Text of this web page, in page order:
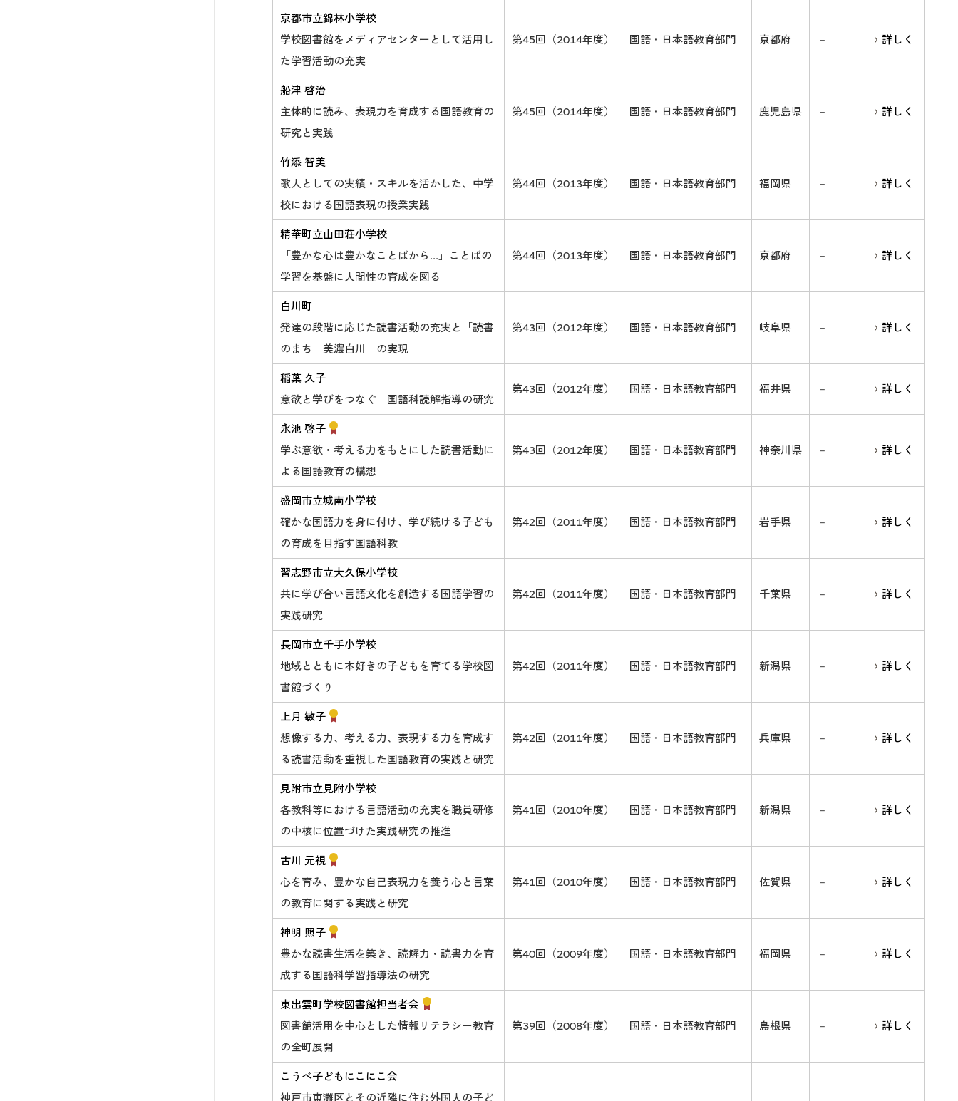
京都市立錦林小学校
学校図書館をメディアセンターとして活用し
た学習活動の充実
第45回（2014年度） 国語・日本語教育部門 京都府 － 詳しく
船津 啓治
主体的に読み、表現力を育成する国語教育の
研究と実践
第45回（2014年度） 国語・日本語教育部門 鹿児島県 － 詳しく
竹添 智美
歌人としての実績・スキルを活かした、中学
校における国語表現の授業実践
第44回（2013年度） 国語・日本語教育部門 福岡県 － 詳しく
精華町立山田荘小学校
「豊かな心は豊かなことばから...」ことばの
学習を基盤に人間性の育成を図る
第44回（2013年度） 国語・日本語教育部門 京都府 － 詳しく
白川町
発達の段階に応じた読書活動の充実と「読書
のまち 美濃白川」の実現
第43回（2012年度） 国語・日本語教育部門 岐阜県 － 詳しく
稲葉 久子
意欲と学びをつなぐ 国語科読解指導の研究
第43回（2012年度） 国語・日本語教育部門 福井県 － 詳しく
永池 啓子
学ぶ意欲・考える力をもとにした読書活動に
よる国語教育の構想
第43回（2012年度） 国語・日本語教育部門 神奈川県 － 詳しく
盛岡市立城南小学校
確かな国語力を身に付け、学び続ける子ども
の育成を目指す国語科教
第42回（2011年度） 国語・日本語教育部門 岩手県 － 詳しく
習志野市立大久保小学校
共に学び合い言語文化を創造する国語学習の
実践研究
第42回（2011年度） 国語・日本語教育部門 千葉県 － 詳しく
長岡市立千手小学校
地域とともに本好きの子どもを育てる学校図
書館づくり
第42回（2011年度） 国語・日本語教育部門 新潟県 － 詳しく
上月 敏子
想像する力、考える力、表現する力を育成す
る読書活動を重視した国語教育の実践と研究
第42回（2011年度） 国語・日本語教育部門 兵庫県 － 詳しく
見附市立見附小学校
各教科等における言語活動の充実を職員研修
の中核に位置づけた実践研究の推進
第41回（2010年度） 国語・日本語教育部門 新潟県 － 詳しく
古川 元視
心を育み、豊かな自己表現力を養う心と言葉
の教育に関する実践と研究
第41回（2010年度） 国語・日本語教育部門 佐賀県 － 詳しく
神明 照子
豊かな読書生活を築き、読解力・読書力を育
成する国語科学習指導法の研究
第40回（2009年度） 国語・日本語教育部門 福岡県 － 詳しく
東出雲町学校図書館担当者会
図書館活用を中心とした情報リテラシー教育
の全町展開
第39回（2008年度） 国語・日本語教育部門 島根県 － 詳しく
こうべ子どもにこにこ会